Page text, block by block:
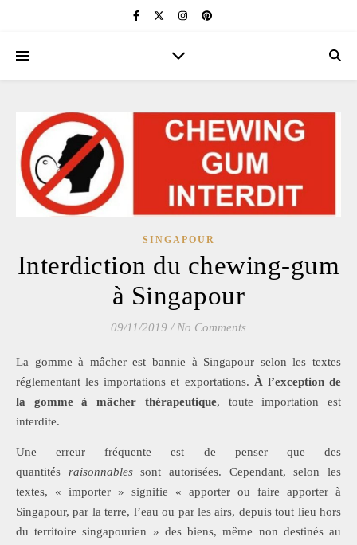
SINGAPOUR
Interdiction du chewing-gum
à Singapour
09/11/2019 / No Comments
La gomme à mâcher est bannie à Singapour selon les textes
réglementant les importations et exportations. À l’exception de
la gomme à mâcher thérapeutique, toute importation est
interdite.
Une erreur fréquente est de penser que des
quantités raisonnablessont autorisées. Cependant, selon les
textes, « importer » signifie « apporter ou faire apporter à
Singapour, par la terre, l’eau ou par les airs, depuis tout lieu hors
du territoire singapourien » des biens, même non destinés au